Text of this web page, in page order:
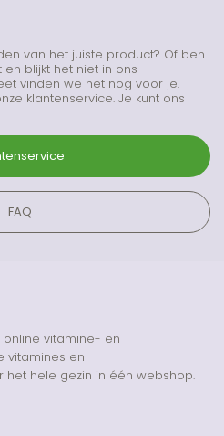
van het juiste product? Of ben
blijkt het niet in ons
vinden we het nog voor je.
klantenservice. Je kunt ons
FAQ
online vitamine- en
vitamines en
hele gezin in één webshop.